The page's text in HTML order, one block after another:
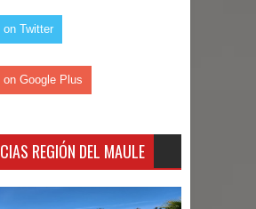
Jorge Guzmán rechaza
de interconexión eléctrica
ambiental
on Twitter
on Google Plus
REGIÓN DEL MAULE